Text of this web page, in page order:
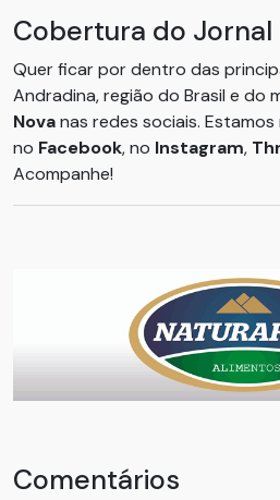
Cobertura do Jornal
Quer ficar por dentro das
Andradina, região do Brasil e do
Novanas redes sociais. Estamos
no Facebook, no Instagram,
Acompanhe!
Comentários